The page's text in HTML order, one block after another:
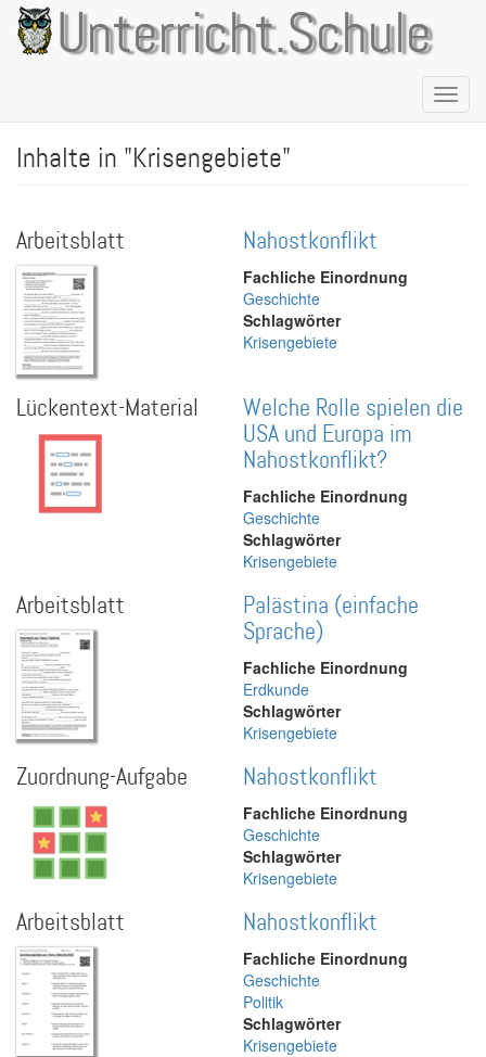
Direkt
zum
Inhalt
Unterricht.Schule
Inhalte in "Krisengebiete"
Arbeitsblatt Nahostkonflikt
Fachliche Einordnung
Geschichte
Schlagwörter
Krisengebiete
Lückentext-Material
Welche Rolle spielen die
USA und Europa im
Nahostkonflikt?
Fachliche Einordnung
Geschichte
Schlagwörter
Krisengebiete
Arbeitsblatt
Palästina (einfache
Sprache)
Fachliche Einordnung
Erdkunde
Schlagwörter
Krisengebiete
Zuordnung-Aufgabe Nahostkonflikt
Fachliche Einordnung
Geschichte
Schlagwörter
Krisengebiete
Arbeitsblatt Nahostkonflikt
Fachliche Einordnung
Geschichte
Politik
Schlagwörter
Krisengebiete